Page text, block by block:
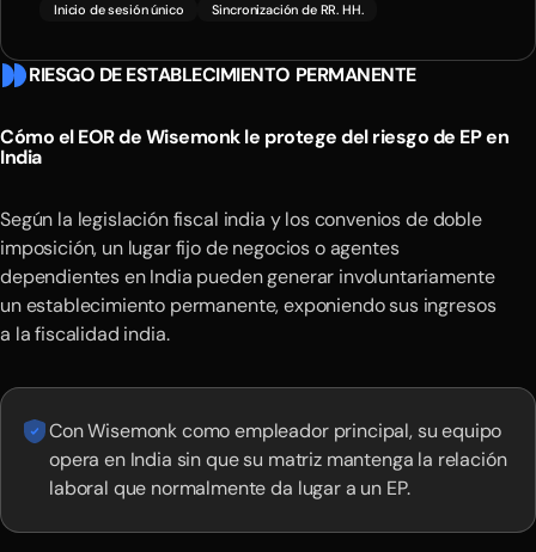
Inicio de sesión único Sincronización de RR. HH.
RIESGO DE ESTABLECIMIENTO PERMANENTE
Cómo el EOR de Wisemonk le protege del riesgo de EP en
India
Según la legislación fiscal india y los convenios de doble
imposición, un lugar fijo de negocios o agentes
dependientes en India pueden generar involuntariamente
un establecimiento permanente, exponiendo sus ingresos
a la fiscalidad india.
Con Wisemonk como empleador principal, su equipo
opera en India sin que su matriz mantenga la relación
laboral que normalmente da lugar a un EP.